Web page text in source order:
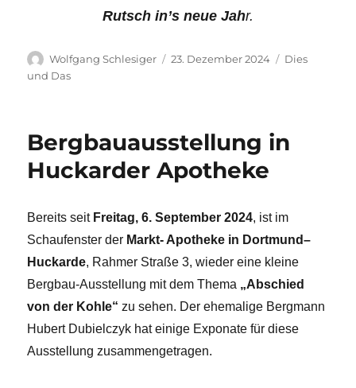
Rutsch in’s neue Jahr.
Autor
Wolfgang Schlesiger
Veröffentlicht
23. Dezember 2024 Kategorien
Dies
und Das
Bergbauausstellung in
Huckarder Apotheke
Bereits seit Freitag, 6. September 2024, ist im
Schaufenster der Markt- Apotheke in Dortmund–
Huckarde, Rahmer Straße 3, wieder eine kleine
Bergbau-Ausstellung mit dem Thema „Abschied
von der Kohle“ zu sehen. Der ehemalige Bergmann
Hubert Dubielczyk hat einige Exponate für diese
Ausstellung zusammengetragen.